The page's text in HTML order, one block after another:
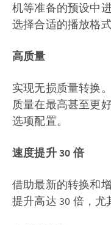
机等准备的预设中
选择合适的播放格式
高质量
实现无损质量转换
质量在最高甚至更
选项配置。
速度提升 30 倍
借助最新的转换和
提升高达 30 倍，尤